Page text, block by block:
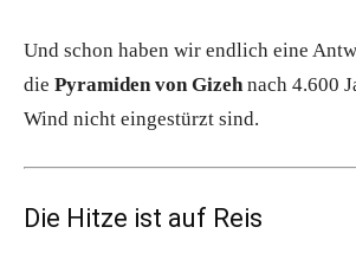
Und schon haben wir endlich eine
die Pyramiden von Gizeh nach 4.600
Wind nicht eingestürzt sind.
Die Hitze ist auf Reis